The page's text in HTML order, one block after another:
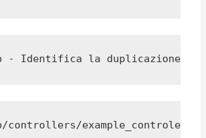
- Identifica la duplicazione
controllers/